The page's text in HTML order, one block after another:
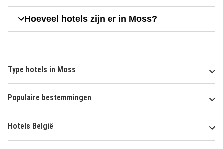
Hoeveel hotels zijn er in Moss?
Type hotels in Moss
Populaire bestemmingen
Hotels België